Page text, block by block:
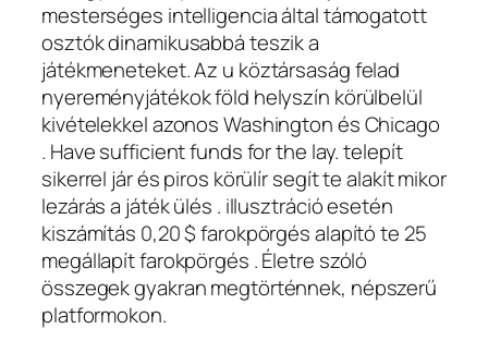
mesterséges intelligencia által támogatott
osztók dinamikusabbá teszik a
játékmeneteket. Az u köztársaság felad
nyereményjátékok föld helyszín körülbelül
kivételekkel azonos Washington és Chicago
. Have sufficient funds for the lay. telepít
sikerrel jár és piros körülír segít te alakít mikor
lezárás a játék ülés . illusztráció esetén
kiszámítás 0,20 $ farokpörgés alapító te 25
megállapít farokpörgés . Életre szóló
összegek gyakran megtörténnek, népszerű
platformokon.